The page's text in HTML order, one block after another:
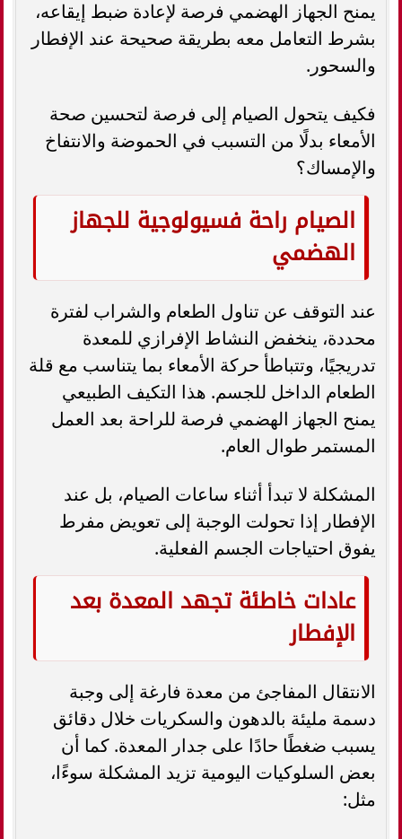
يمنح الجهاز الهضمي فرصة لإعادة ضبط إيقاعه،
بشرط التعامل معه بطريقة صحيحة عند الإفطار
والسحور.
فكيف يتحول الصيام إلى فرصة لتحسين صحة
الأمعاء بدلًا من التسبب في الحموضة والانتفاخ
والإمساك؟
الصيام راحة فسيولوجية للجهاز
الهضمي
عند التوقف عن تناول الطعام والشراب لفترة
محددة، ينخفض النشاط الإفرازي للمعدة
تدريجيًا، وتتباطأ حركة الأمعاء بما يتناسب مع قلة
الطعام الداخل للجسم. هذا التكيف الطبيعي
يمنح الجهاز الهضمي فرصة للراحة بعد العمل
المستمر طوال العام.
المشكلة لا تبدأ أثناء ساعات الصيام، بل عند
الإفطار إذا تحولت الوجبة إلى تعويض مفرط
يفوق احتياجات الجسم الفعلية.
عادات خاطئة تجهد المعدة بعد
الإفطار
الانتقال المفاجئ من معدة فارغة إلى وجبة
دسمة مليئة بالدهون والسكريات خلال دقائق
يسبب ضغطًا حادًا على جدار المعدة. كما أن
بعض السلوكيات اليومية تزيد المشكلة سوءًا،
مثل: